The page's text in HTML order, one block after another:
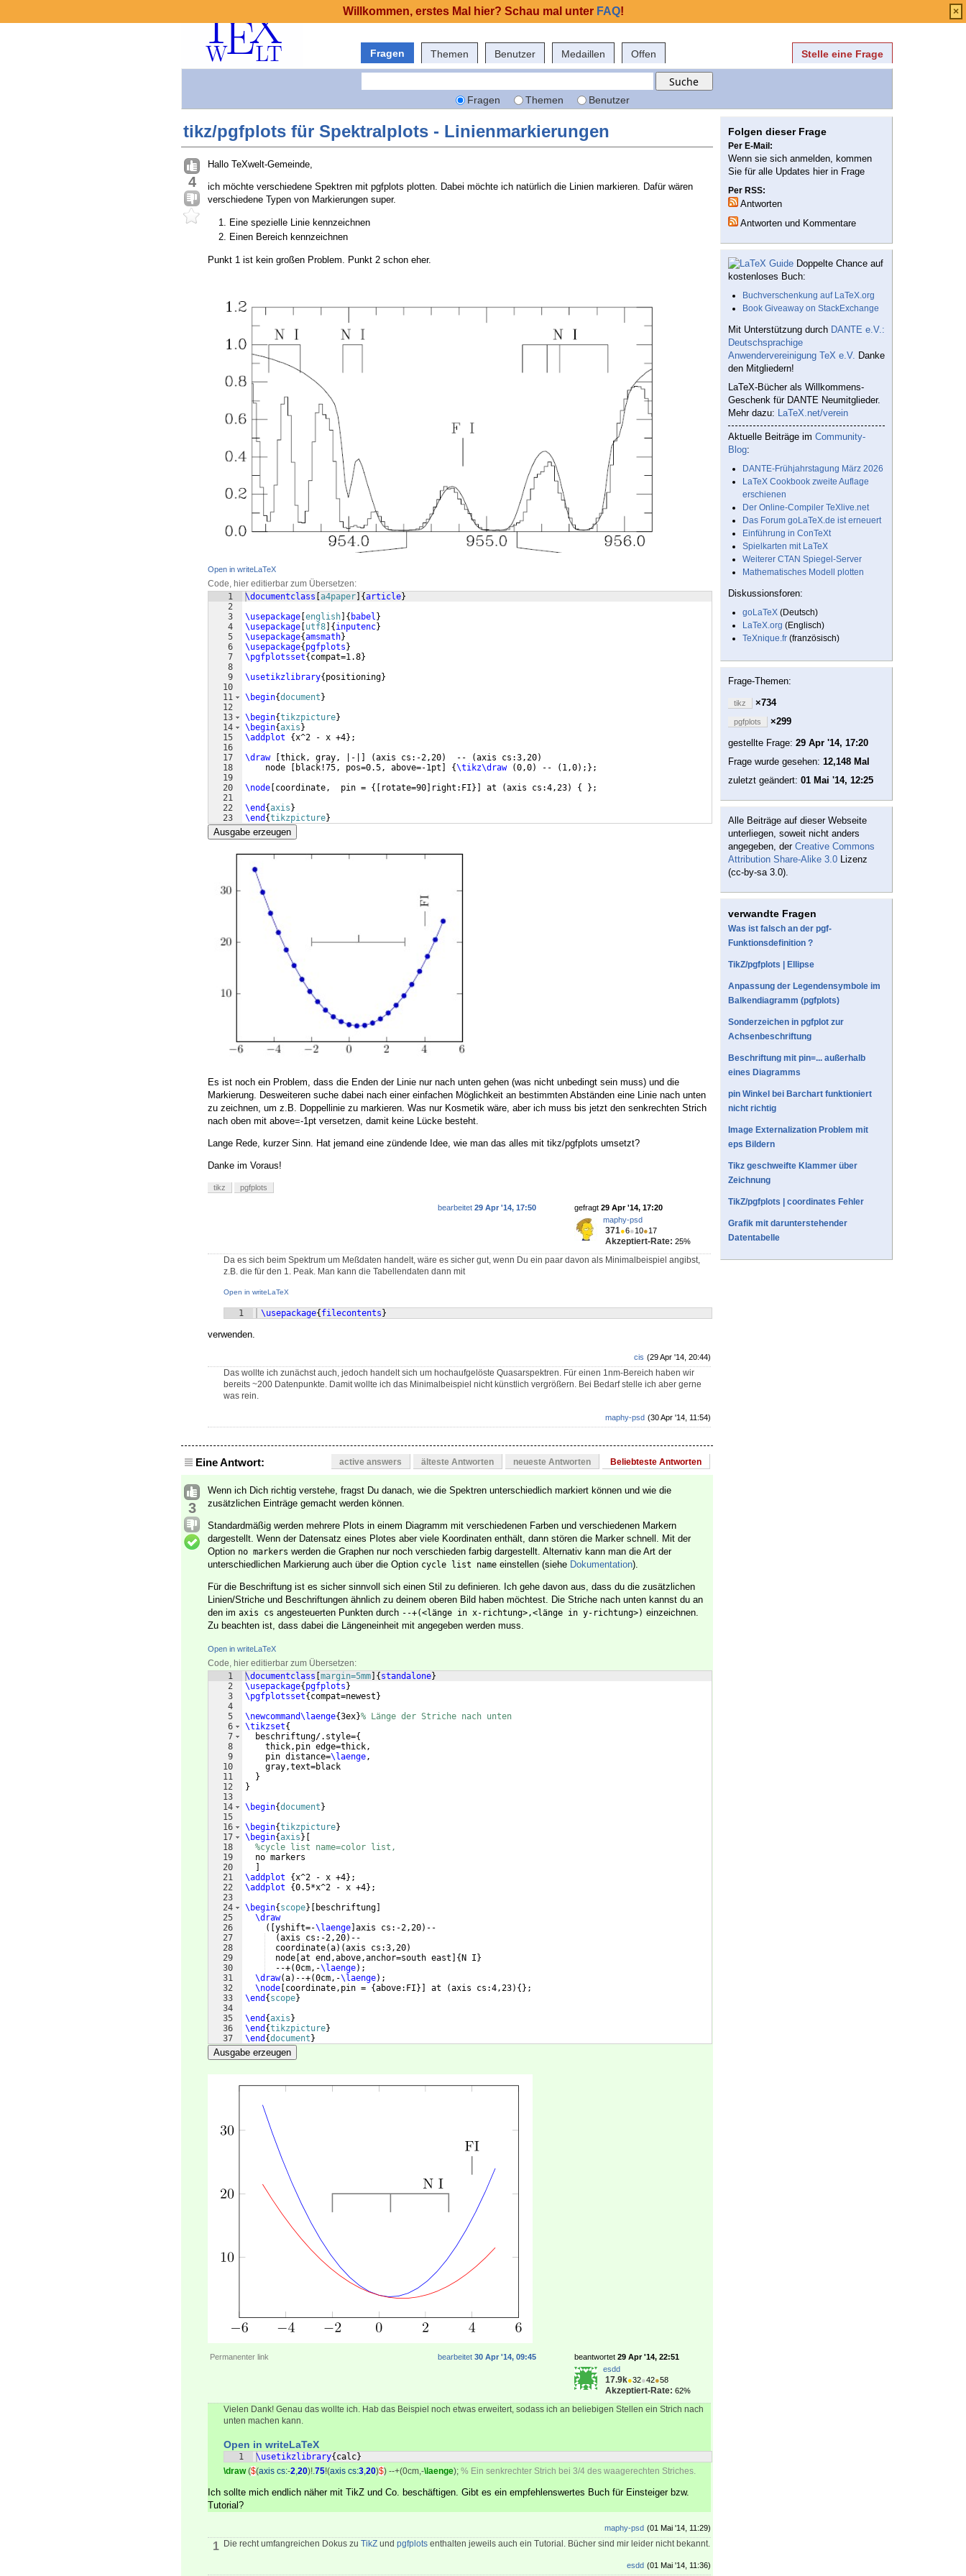
Fragen Themen Benutzer Medaillen Offen Stelle eine Frage
Fragen Themen Benutzer
tikz/pgfplots für Spektralplots - Linienmarkierungen
4
Hallo TeXwelt-Gemeinde,
ich möchte verschiedene Spektren mit pgfplots plotten. Dabei möchte ich natürlich die Linien markieren. Dafür wären
verschiedene Typen von Markierungen super.
Eine spezielle Linie kennzeichnen
Einen Bereich kennzeichnen
Punkt 1 ist kein großen Problem. Punkt 2 schon eher.
Open in writeLaTeX
Code, hier editierbar zum Übersetzen:
1
2
3
4
5
6
7
8
9
10
11
12
13
14
15
16
17
18
19
20
21
22
23
\documentclass [a4paper] {article}
\usepackage [english] { babel }
\usepackage [utf8] {inputenc}
\usepackage{amsmath}
\usepackage{pgfplots}
\pgfplotsset{compat=1.8}
\usetikzlibrary{positioning}
\begin{document}
\begin{tikzpicture}
\begin{axis}
\addplot
{x^2 - x +4} ;
\draw
[thick, gray, |-| ] (axis cs:-2,20)
  --
(axis cs:3,20)
    node
[ black!75, pos=0.5, above=-1pt ] {\tikz\draw (0,0) -- ( 1,0) ; } ;
\node [coordinate,  pin = {[ rotate=90] right:FI}] at (axis cs:4,23) { } ;
\end {axis}
\end {tikzpicture}
Ausgabe erzeugen
Es ist noch ein Problem, dass die Enden der Linie nur nach unten gehen (was nicht unbedingt sein muss) und die
Markierung. Desweiteren suche dabei nach einer einfachen Möglichkeit an bestimmten Abständen eine Linie nach unten
zu zeichnen, um z.B. Doppellinie zu markieren. Was nur Kosmetik wäre, aber ich muss bis jetzt den senkrechten Strich
nach oben mit above=-1pt versetzen, damit keine Lücke besteht.
Lange Rede, kurzer Sinn. Hat jemand eine zündende Idee, wie man das alles mit tikz/pgfplots umsetzt?
Danke im Voraus!
tikz pgfplots
gefragt 29 Apr '14, 17:20
maphy-psd
371●6●10●17
Akzeptiert-Rate: 25%
bearbeitet 29 Apr '14, 17:50
Da es sich beim Spektrum um Meßdaten handelt, wäre es sicher gut, wenn Du ein paar davon als Minimalbeispiel angibst,
z.B. die für den 1. Peak. Man kann die Tabellendaten dann mit
Open in writeLaTeX
1 \usepackage{filecontents}
verwenden.
(29 Apr '14, 20:44)
cis
Das wollte ich zunächst auch, jedoch handelt sich um hochaufgelöste Quasarspektren. Für einen 1nm-Bereich haben wir
bereits ~200 Datenpunkte. Damit wollte ich das Minimalbeispiel nicht künstlich vergrößern. Bei Bedarf stelle ich aber gerne
was rein.
(30 Apr '14, 11:54)
maphy-psd
Eine Antwort: active answers älteste Antworten neueste Antworten Beliebteste Antworten
3
Wenn ich Dich richtig verstehe, fragst Du danach, wie die Spektren unterschiedlich markiert können und wie die
zusätzlichen Einträge gemacht werden können.
Standardmäßig werden mehrere Plots in einem Diagramm mit verschiedenen Farben und verschiedenen Markern
dargestellt. Wenn der Datensatz eines Plotes aber viele Koordinaten enthält, dann stören die Marker schnell. Mit der
Option no markers werden die Graphen nur noch verschieden farbig dargestellt. Alternativ kann man die Art der
unterschiedlichen Markierung auch über die Option cycle list name einstellen (siehe Dokumentation).
Für die Beschriftung ist es sicher sinnvoll sich einen Stil zu definieren. Ich gehe davon aus, dass du die zusätzlichen
Linien/Striche und Beschriftungen ähnlich zu deinem oberen Bild haben möchtest. Die Striche nach unten kannst du an
den im axis cs angesteuerten Punkten durch --+(<länge in x-richtung>,<länge in y-richtung>) einzeichnen.
Zu beachten ist, dass dabei die Längeneinheit mit angegeben werden muss.
Open in writeLaTeX
Code, hier editierbar zum Übersetzen:
1
2
3
4
5
6
7
8
9
10
11
12
13
14
15
16
17
18
19
20
21
22
23
24
25
26
27
28
29
30
31
32
33
34
35
36
37
\documentclass margin=5mm { standalone}
\usepackage{ pgfplots }
\pgfplotsset{ compat=newest }
\newcommand\laenge{3ex}% Länge der Striche nach unten
\tikzset{
  beschriftung/.style=
{
    thick,pin edge=thick,
    pin distance=
\laenge,
    gray,text=black
}
}
\begin{document }
\begin{tikzpicture}
\begin{axis }
%cycle list name=color list,
  no markers
\addplot
{x^2 - x +4} ;
\addplot
{0.5*x^2 - x +4} ;
\begin{ scope} beschriftung
\draw
([ yshift=-\laenge axis cs:-2,20) --
(axis cs:-2,20) --
  coordinate
(a) (axis cs:3,20)
  node
at end,above,anchor=south east { N I }
  --+
(0cm,-\laenge) ;
\draw(a) --+(0cm,-\laenge) ;
\node coordinate,pin = {above:FI }] at (axis cs:4,23) { } ;
\end { scope}
\end {axis }
\end {tikzpicture}
\end {document }
Ausgabe erzeugen
Permanenter link beantwortet 29 Apr '14, 22:51
esdd
17.9k●32●42●58
Akzeptiert-Rate: 62%
bearbeitet 30 Apr '14, 09:45
Vielen Dank! Genau das wollte ich. Hab das Beispiel noch etwas erweitert, sodass ich an beliebigen Stellen ein Strich nach
unten machen kann.
Open in writeLaTeX
1 \usetikzlibrary{ calc}
\draw($(axis cs:-2,20)!.75!(axis cs:3,20)$) --+(0cm,-\laenge); % Ein senkrechter Strich bei 3/4 des waagerechten Striches.
Ich sollte mich endlich näher mit TikZ und Co. beschäftigen. Gibt es ein empfehlenswertes Buch für Einsteiger bzw.
Tutorial?
(01 Mai '14, 11:29)
maphy-psd
1 Die recht umfangreichen Dokus zu TikZ und pgfplots enthalten jeweils auch ein Tutorial. Bücher sind mir leider nicht bekannt.
(01 Mai '14, 11:36)
esdd
Folgen dieser Frage
Per E-Mail:
Wenn sie sich anmelden, kommen
Sie für alle Updates hier in Frage
Per RSS:
Antworten
Antworten und Kommentare
Doppelte Chance auf
kostenloses Buch:
Buchverschenkung auf LaTeX.org
Book Giveaway on StackExchange
Mit Unterstützung durch DANTE e.V.:
Deutschsprachige
Anwendervereinigung TeX e.V. Danke
den Mitgliedern!
LaTeX-Bücher als Willkommens-
Geschenk für DANTE Neumitglieder.
Mehr dazu: LaTeX.net/verein
Aktuelle Beiträge im Community-
Blog:
DANTE-Frühjahrstagung März 2026
LaTeX Cookbook zweite Auflage
erschienen
Der Online-Compiler TeXlive.net
Das Forum goLaTeX.de ist erneuert
Einführung in ConTeXt
Spielkarten mit LaTeX
Weiterer CTAN Spiegel-Server
Mathematisches Modell plotten
Diskussionsforen:
goLaTeX (Deutsch)
LaTeX.org (Englisch)
TeXnique.fr (französisch)
Frage-Themen:
tikz ×734
pgfplots
×299
gestellte Frage: 29 Apr '14, 17:20
Frage wurde gesehen: 12,148 Mal
zuletzt geändert: 01 Mai '14, 12:25
Alle Beiträge auf dieser Webseite
unterliegen, soweit nicht anders
angegeben, der Creative Commons
Attribution Share-Alike 3.0 Lizenz
(cc-by-sa 3.0).
verwandte Fragen
Was ist falsch an der pgf-
Funktionsdefinition ?
TikZ/pgfplots | Ellipse
Anpassung der Legendensymbole im
Balkendiagramm (pgfplots)
Sonderzeichen in pgfplot zur
Achsenbeschriftung
Beschriftung mit pin=... außerhalb
eines Diagramms
pin Winkel bei Barchart funktioniert
nicht richtig
Image Externalization Problem mit
eps Bildern
Tikz geschweifte Klammer über
Zeichnung
TikZ/pgfplots | coordinates Fehler
Grafik mit darunterstehender
Datentabelle
Willkommen, erstes Mal hier? Schau mal unter FAQ! ×